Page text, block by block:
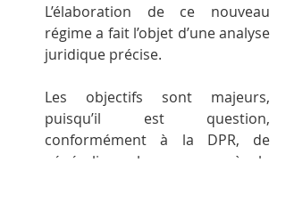
L’élaboration de ce nouveau
régime a fait l’objet d’une analyse
juridique précise.
Les objectifs sont majeurs,
puisqu’il est question,
conformément à la DPR, de
généraliser le recours à la